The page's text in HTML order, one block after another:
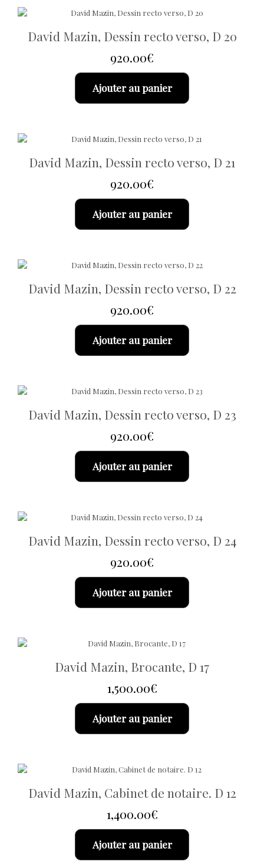
David Mazin, Dessin recto verso, D 20
920.00€
Ajouter au panier
David Mazin, Dessin recto verso, D 21
920.00€
Ajouter au panier
David Mazin, Dessin recto verso, D 22
920.00€
Ajouter au panier
David Mazin, Dessin recto verso, D 23
920.00€
Ajouter au panier
David Mazin, Dessin recto verso, D 24
920.00€
Ajouter au panier
David Mazin, Brocante, D 17
1,500.00€
Ajouter au panier
David Mazin, Cabinet de notaire. D 12
1,400.00€
Ajouter au panier